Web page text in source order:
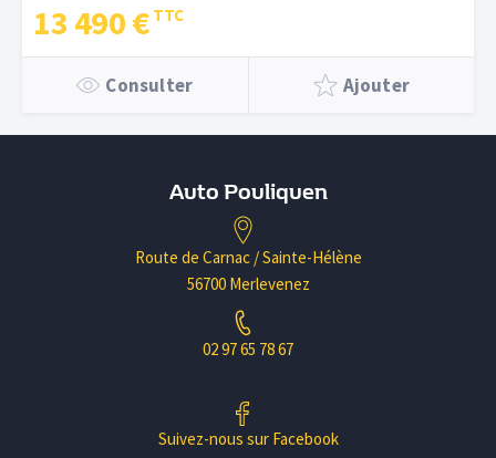
13 490 €
Consulter Ajouter
Auto Pouliquen
Route de Carnac / Sainte-Hélène
56700 Merlevenez
02 97 65 78 67
Suivez-nous sur Facebook